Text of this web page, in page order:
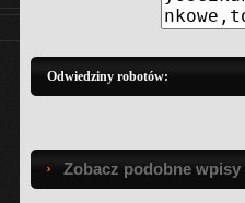
Odwiedziny robotów:
Zobacz podobne